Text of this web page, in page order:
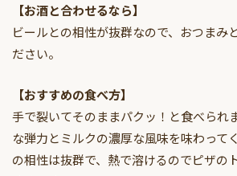
【お酒と合わせるなら】
ビールとの相性が抜群なので、おつまみ
ださい。
【おすすめの食べ方】
手で裂いてそのままパクッ！と食べられ
な弾力とミルクの濃厚な風味を味わって
の相性は抜群で、熱で溶けるのでピザの